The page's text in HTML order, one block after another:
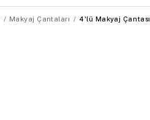
Makyaj Çantaları 4'lü Makyaj Çantası